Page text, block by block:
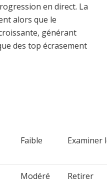
en direct. La
alors que le
générant
des top écrasement
Faible Examiner
Modéré Retirer